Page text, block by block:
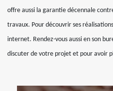
offre aussi la garantie décennale
travaux. Pour découvrir ses
internet. Rendez-vous aussi en son
discuter de votre projet et pour avoir